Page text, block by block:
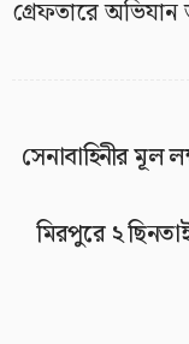
গ্রেফতারে
সেনাবাহিনীর মূল
মিরপুরে ২